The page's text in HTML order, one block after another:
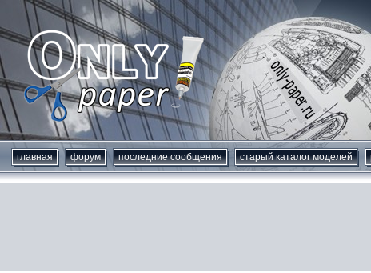
главная форум последние сообщения старый каталог моделей